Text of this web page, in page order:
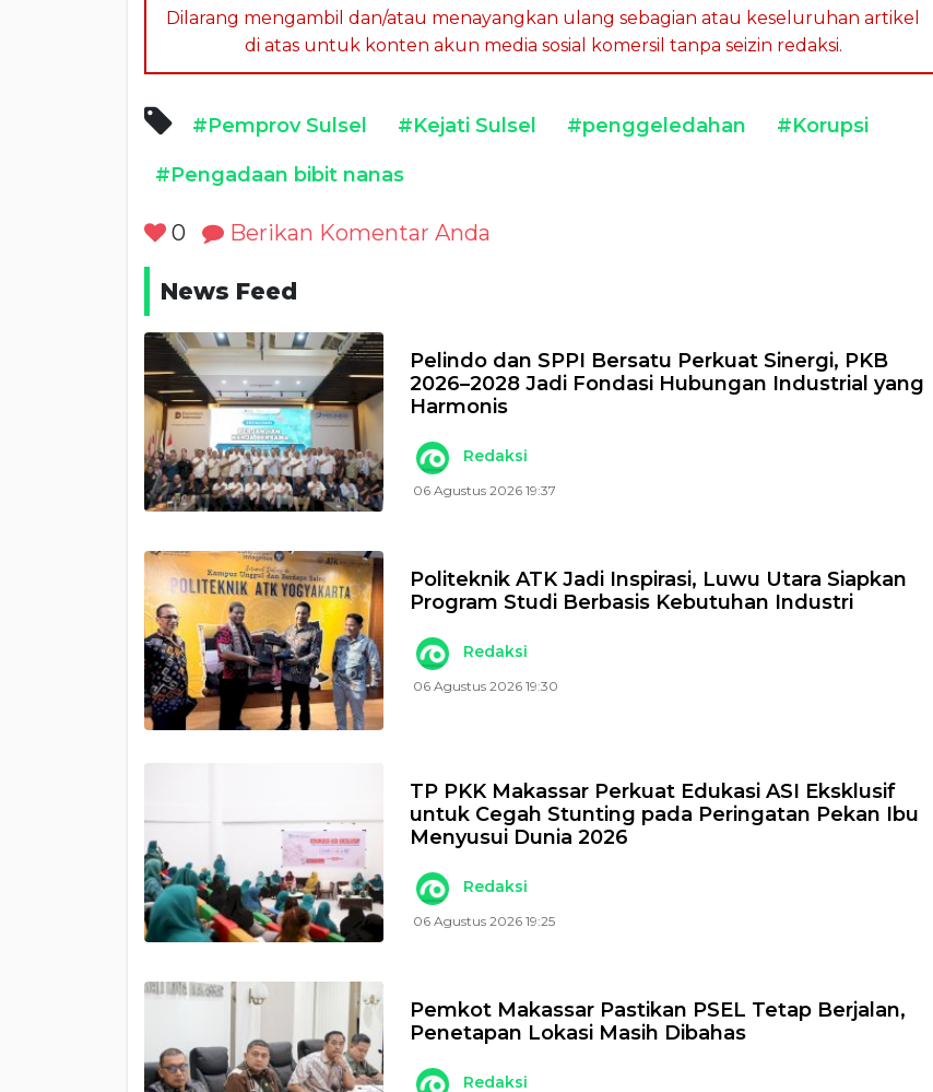
Dilarang mengambil dan/atau menayangkan ulang sebagian atau keseluruhan artikel
di atas untuk konten akun media sosial komersil tanpa seizin redaksi.
#Pemprov Sulsel #Kejati Sulsel #penggeledahan #Korupsi
#Pengadaan bibit nanas
0 Berikan Komentar Anda
News Feed
Pelindo dan SPPI Bersatu Perkuat Sinergi, PKB
2026–2028 Jadi Fondasi Hubungan Industrial yang
Harmonis
Redaksi
06 Agustus 2026 19:37
Politeknik ATK Jadi Inspirasi, Luwu Utara Siapkan
Program Studi Berbasis Kebutuhan Industri
Redaksi
06 Agustus 2026 19:30
TP PKK Makassar Perkuat Edukasi ASI Eksklusif
untuk Cegah Stunting pada Peringatan Pekan Ibu
Menyusui Dunia 2026
Redaksi
06 Agustus 2026 19:25
Pemkot Makassar Pastikan PSEL Tetap Berjalan,
Penetapan Lokasi Masih Dibahas
Redaksi